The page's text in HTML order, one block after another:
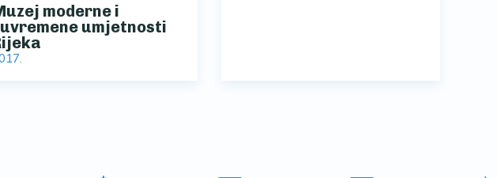
moderne i
umjetnosti